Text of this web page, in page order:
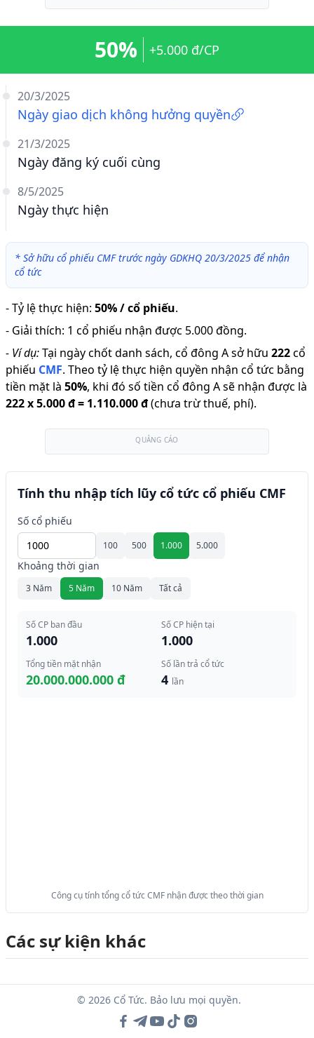
20/3/2025
Ngày giao dịch không hưởng quyền
21/3/2025
Ngày đăng ký cuối cùng
8/5/2025
Ngày thực hiện
50% +5.000 đ/CP
* Sở hữu cổ phiếu CMF trước ngày GDKHQ 20/3/2025 để nhận
cổ tức
-Tỷ lệ thực hiện: 50% / cổ phiếu.
- Giải thích: 1 cổ phiếu nhận được 5.000 đồng.
- Ví dụ:Tại ngày chốt danh sách, cổ đông A sở hữu 222cổ
phiếu CMF. Theo tỷ lệ thực hiện quyền nhận cổ tức bằng
tiền mặt là 50%, khi đó số tiền cổ đông A sẽ nhận được là
222x5.000 đ= 1.110.000 đ(chưa trừ thuế, phí).
QUẢNG CÁO
Tính thu nhập tích lũy cổ tức cổ phiếu CMF
Số cổ phiếu
100 500 1.000 5.000
Khoảng thời gian
3 Năm 5 Năm 10 Năm Tất cả
Số CP ban đầu
1.000
Số CP hiện tại
1.000
Tổng tiền mặt nhận
20.000.000.000 đ
Số lần trả cổ tức
4 lần
Công cụ tính tổng cổ tức CMF nhận được theo thời gian
Các sự kiện khác
© 2026 Cổ Tức. Bảo lưu mọi quyền.